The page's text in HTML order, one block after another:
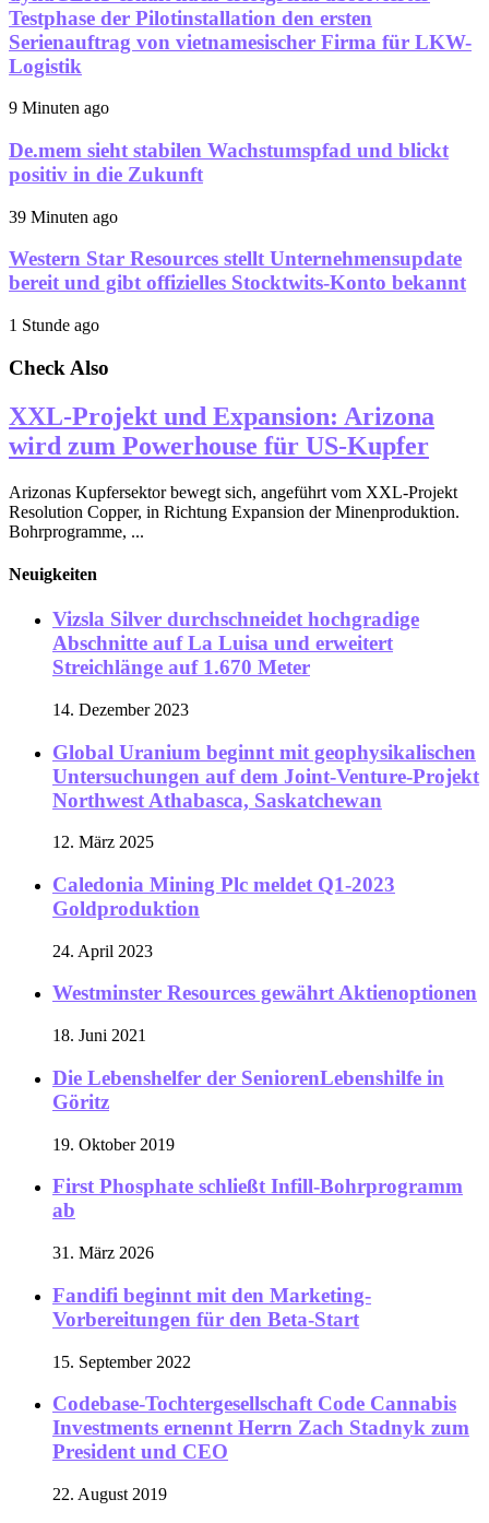
Testphase der Pilotinstallation den ersten
Serienauftrag von vietnamesischer Firma für LKW-
Logistik
9 Minuten ago
De.mem sieht stabilen Wachstumspfad und blickt
positiv in die Zukunft
39 Minuten ago
Western Star Resources stellt Unternehmensupdate
bereit und gibt offizielles Stocktwits-Konto bekannt
1 Stunde ago
Check Also
XXL-Projekt und Expansion: Arizona
wird zum Powerhouse für US-Kupfer
Arizonas Kupfersektor bewegt sich, angeführt vom XXL-Projekt
Resolution Copper, in Richtung Expansion der Minenproduktion.
Bohrprogramme, ...
Neuigkeiten
Vizsla Silver durchschneidet hochgradige
Abschnitte auf La Luisa und erweitert
Streichlänge auf 1.670 Meter
14. Dezember 2023
Global Uranium beginnt mit geophysikalischen
Untersuchungen auf dem Joint-Venture-Projekt
Northwest Athabasca, Saskatchewan
12. März 2025
Caledonia Mining Plc meldet Q1-2023
Goldproduktion
24. April 2023
Westminster Resources gewährt Aktienoptionen
18. Juni 2021
Die Lebenshelfer der SeniorenLebenshilfe in
Göritz
19. Oktober 2019
First Phosphate schließt Infill-Bohrprogramm
ab
31. März 2026
Fandifi beginnt mit den Marketing-
Vorbereitungen für den Beta-Start
15. September 2022
Codebase-Tochtergesellschaft Code Cannabis
Investments ernennt Herrn Zach Stadnyk zum
President und CEO
22. August 2019